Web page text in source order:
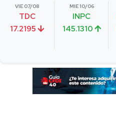
VIE 07/08
TDC
17.2195
MIE 10/06
INPC
145.1310